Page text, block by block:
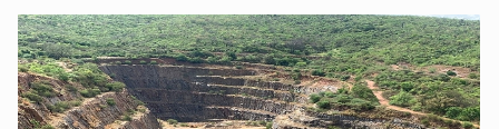
submissão de pré-propostas poderá ser feita até 1º de
setembro